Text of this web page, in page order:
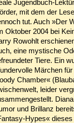
Jugendbuch-
mit dem der
tut. Auch »Der
Oktober 2004 bei
Rowohlt
eine mystische
Tiere. Ein
Märchen
Chamber«
leider
und Brillanz
Hypes«